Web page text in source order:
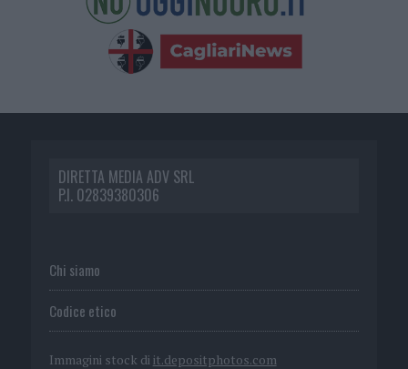
DIRETTA MEDIA ADV SRL
P.I. 02839380306
Chi siamo
Codice etico
Immagini stock di it.depositphotos.com